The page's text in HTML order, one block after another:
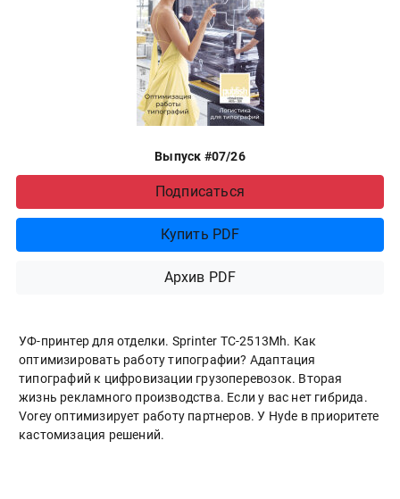
Выпуск #07/26
Подписаться
Купить PDF
Архив PDF
УФ-принтер для отделки. Sprinter ТС-2513Mh. Как
оптимизировать работу типографии? Адаптация
типографий к цифровизации грузоперевозок. Вторая
жизнь рекламного производства. Если у вас нет гибрида.
Vorey оптимизирует работу партнеров. У Hyde в приоритете
кастомизация решений.